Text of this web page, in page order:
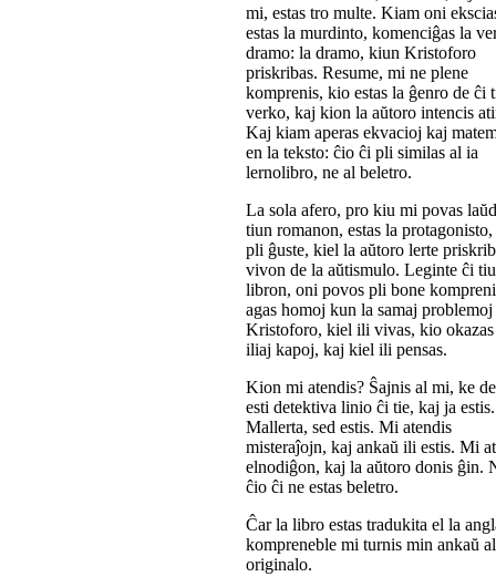
mi, estas tro multe. Kiam oni
estas la murdinto, komenciĝas la
dramo: la dramo, kiun Kristoforo
priskribas. Resume, mi ne plene
komprenis, kio estas la ĝenro de ĉi
verko, kaj kion la aŭtoro intencis
Kaj kiam aperas ekvacioj kaj
en la teksto: ĉio ĉi pli similas al ia
lernolibro, ne al beletro.
La sola afero, pro kiu mi povas
tiun romanon, estas la
pli ĝuste, kiel la aŭtoro lerte
vivon de la aŭtismulo. Leginte ĉi
libron, oni povos pli bone
agas homoj kun la samaj
Kristoforo, kiel ili vivas, kio okazas
iliaj kapoj, kaj kiel ili pensas.
Kion mi atendis? Ŝajnis al mi, ke
esti detektiva linio ĉi tie, kaj ja estis.
Mallerta, sed estis. Mi atendis
misteraĵojn, kaj ankaŭ ili estis. Mi
elnodiĝon, kaj la aŭtoro donis ĝin.
ĉio ĉi ne estas beletro.
Ĉar la libro estas tradukita el la
kompreneble mi turnis min ankaŭ
originalo.